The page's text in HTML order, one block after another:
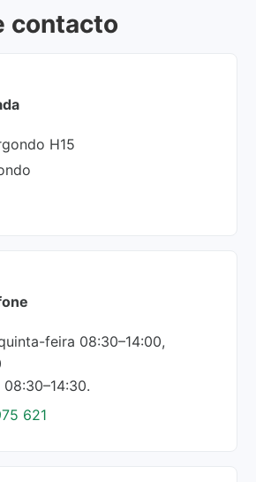
contacto
H15
feira 08:30–14:00,
621